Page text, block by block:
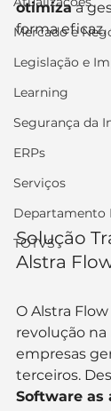
Mercado e
Legislação e
Learning
Segurança da
ERPs
Serviços
Departamento
TOTVS
otimiza a
forma eficaz.
Solução
Alstra
O Alstra
revolução
empresas
terceiros.
Software as